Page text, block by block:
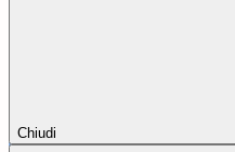
Chiudi